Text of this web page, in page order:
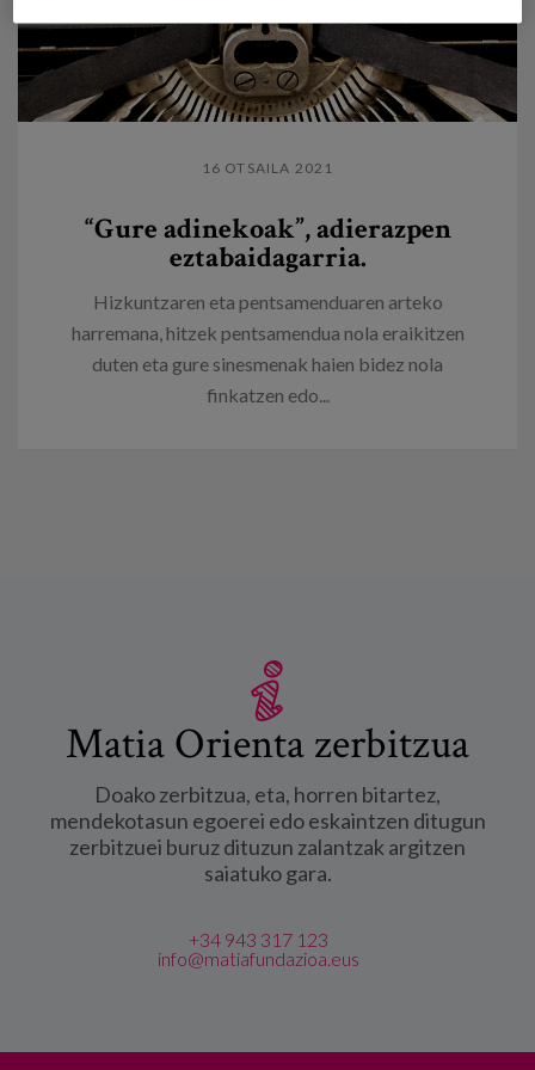
16 OTSAILA 2021
“Gure adinekoak”, adierazpen
eztabaidagarria.
Hizkuntzaren eta pentsamenduaren arteko
harremana, hitzek pentsamendua nola eraikitzen
duten eta gure sinesmenak haien bidez nola
finkatzen edo...
Matia Orienta zerbitzua
Doako zerbitzua, eta, horren bitartez,
mendekotasun egoerei edo eskaintzen ditugun
zerbitzuei buruz dituzun zalantzak argitzen
saiatuko gara.
+34 943 317 123
info@matiafundazioa.eus